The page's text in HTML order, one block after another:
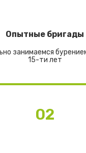
Опытные бригады
занимаемся
15-ти лет
02